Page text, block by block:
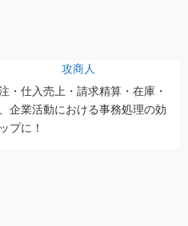
・仕入売上・請求精算・在庫・
企業活動における事務処理の効
プに！